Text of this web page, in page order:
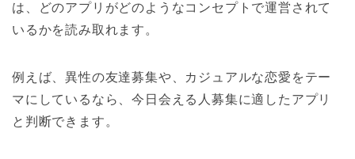
は、どのアプリがどのようなコンセプトで運営されて
いるかを読み取れます。
例えば、異性の友達募集や、カジュアルな恋愛をテー
マにしているなら、今日会える人募集に適したアプリ
と判断できます。